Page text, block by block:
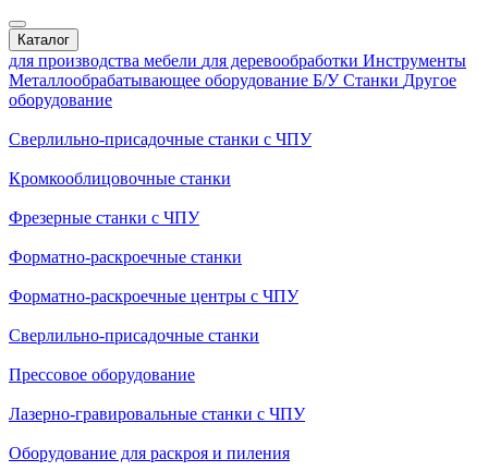
Каталог
для производства мебели для деревообработки Инструменты
Металлообрабатывающее оборудование Б/У Станки Другое
оборудование
Сверлильно-присадочные станки с ЧПУ
Кромкооблицовочные cтанки
Фрезерные станки с ЧПУ
Форматно-раскроечные станки
Форматно-раскроечные центры с ЧПУ
Сверлильно-присадочные станки
Прессовое оборудование
Лазерно-гравировальные станки с ЧПУ
Оборудование для раскроя и пиления